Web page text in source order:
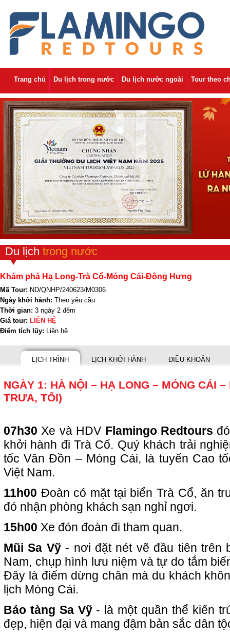
Trang chủ Du lịch trong nước Du lịch nước ngoài Tour theo
Du lịch trong nước
Khám phá Hạ Long-Trà Cổ-Móng Cái-Đông Hưng
Mã Tour: ND/QNHP/240623/M0306
Ngày khởi hành: Theo yêu cầu
Thời gian: 3 ngày 2 đêm
Giá tour: LIÊN HỆ
Điểm tích lũy: Liên hệ
LỊCH TRÌNH LỊCH KHỞI HÀNH ĐIỀU KHOẢN
NGÀY 1: HÀ NỘI – HẠ LONG – MÓNG CÁI
TRƯA, TỐI)
07h30Xe và HDV Flamingo Redtours
khởi hành đi Trà Cổ. Quý khách trải
tốc Vân Đồn – Móng Cái, là tuyến Cao
Việt Nam.
11h00 Đoàn có mặt tại biển Trà Cổ, ăn
đó nhận phòng khách sạn nghỉ ngơi.
15h00 Xe đón đoàn đi tham quan.
Mũi Sa Vỹ- nơi đặt nét vẽ đầu tiên trên
Nam, chụp hình lưu niệm và tự do tắm
Đây là điểm dừng chân mà du khách
lịch Móng Cái.
Bảo tàng Sa Vỹ - là một quần thể kiến
đẹp, hiện đại và mang đậm bản sắc dân